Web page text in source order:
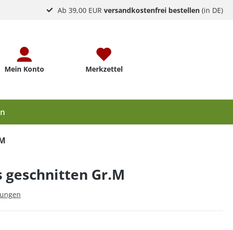
Ab 39,00 EURversandkostenfrei bestellen (in DE)
Mein Konto Merkzettel
Gr.M